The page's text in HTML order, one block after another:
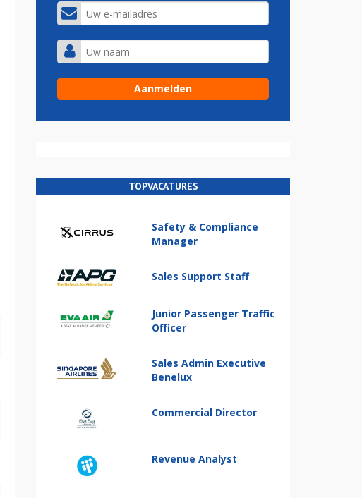
TOPVACATURES
Safety & Compliance
Manager
Sales Support Staff
Junior Passenger Traffic
Officer
Sales Admin Executive
Benelux
Commercial Director
Revenue Analyst